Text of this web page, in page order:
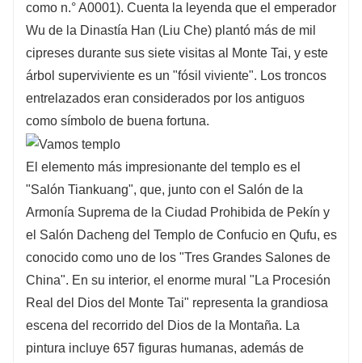
como n.° A0001). Cuenta la leyenda que el emperador
Wu de la Dinastía Han (Liu Che) plantó más de mil
cipreses durante sus siete visitas al Monte Tai, y este
árbol superviviente es un "fósil viviente". Los troncos
entrelazados eran considerados por los antiguos
como símbolo de buena fortuna.
El elemento más impresionante del templo es el
"Salón Tiankuang", que, junto con el Salón de la
Armonía Suprema de la Ciudad Prohibida de Pekín y
el Salón Dacheng del Templo de Confucio en Qufu, es
conocido como uno de los "Tres Grandes Salones de
China". En su interior, el enorme mural "La Procesión
Real del Dios del Monte Tai" representa la grandiosa
escena del recorrido del Dios de la Montaña. La
pintura incluye 657 figuras humanas, además de